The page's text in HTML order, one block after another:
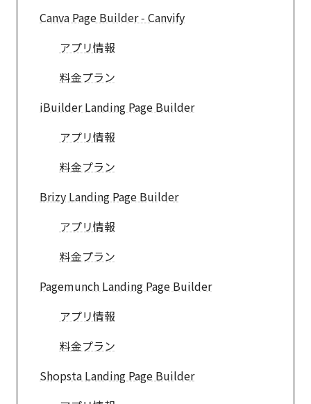
Canva Page Builder ‑ Canvify
アプリ情報
料金プラン
iBuilder Landing Page Builder
アプリ情報
料金プラン
Brizy Landing Page Builder
アプリ情報
料金プラン
Pagemunch Landing Page Builder
アプリ情報
料金プラン
Shopsta Landing Page Builder